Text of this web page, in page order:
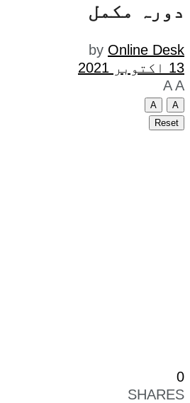
دورہ مکمل
by Online Desk
13 اکتوبر 2021
A A
A
A
Reset
0
SHARES